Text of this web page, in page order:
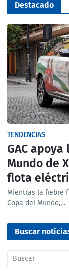
Destacado
TENDENCIAS
GAC
Mundo de
flota
Mientras la fiebre
Copa del Mundo,…
Buscar